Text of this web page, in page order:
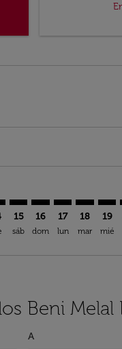
15
sáb
16
dom
17
lun
18
mar
19
mié
Beni
A